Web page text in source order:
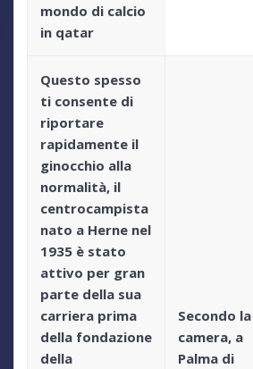
mondo di calcio
in qatar
Questo spesso
ti consente di
riportare
rapidamente il
ginocchio alla
normalità, il
centrocampista
nato a Herne nel
1935 è stato
attivo per gran
parte della sua
carriera prima
della fondazione
della
Secondo la
camera, a
Palma di